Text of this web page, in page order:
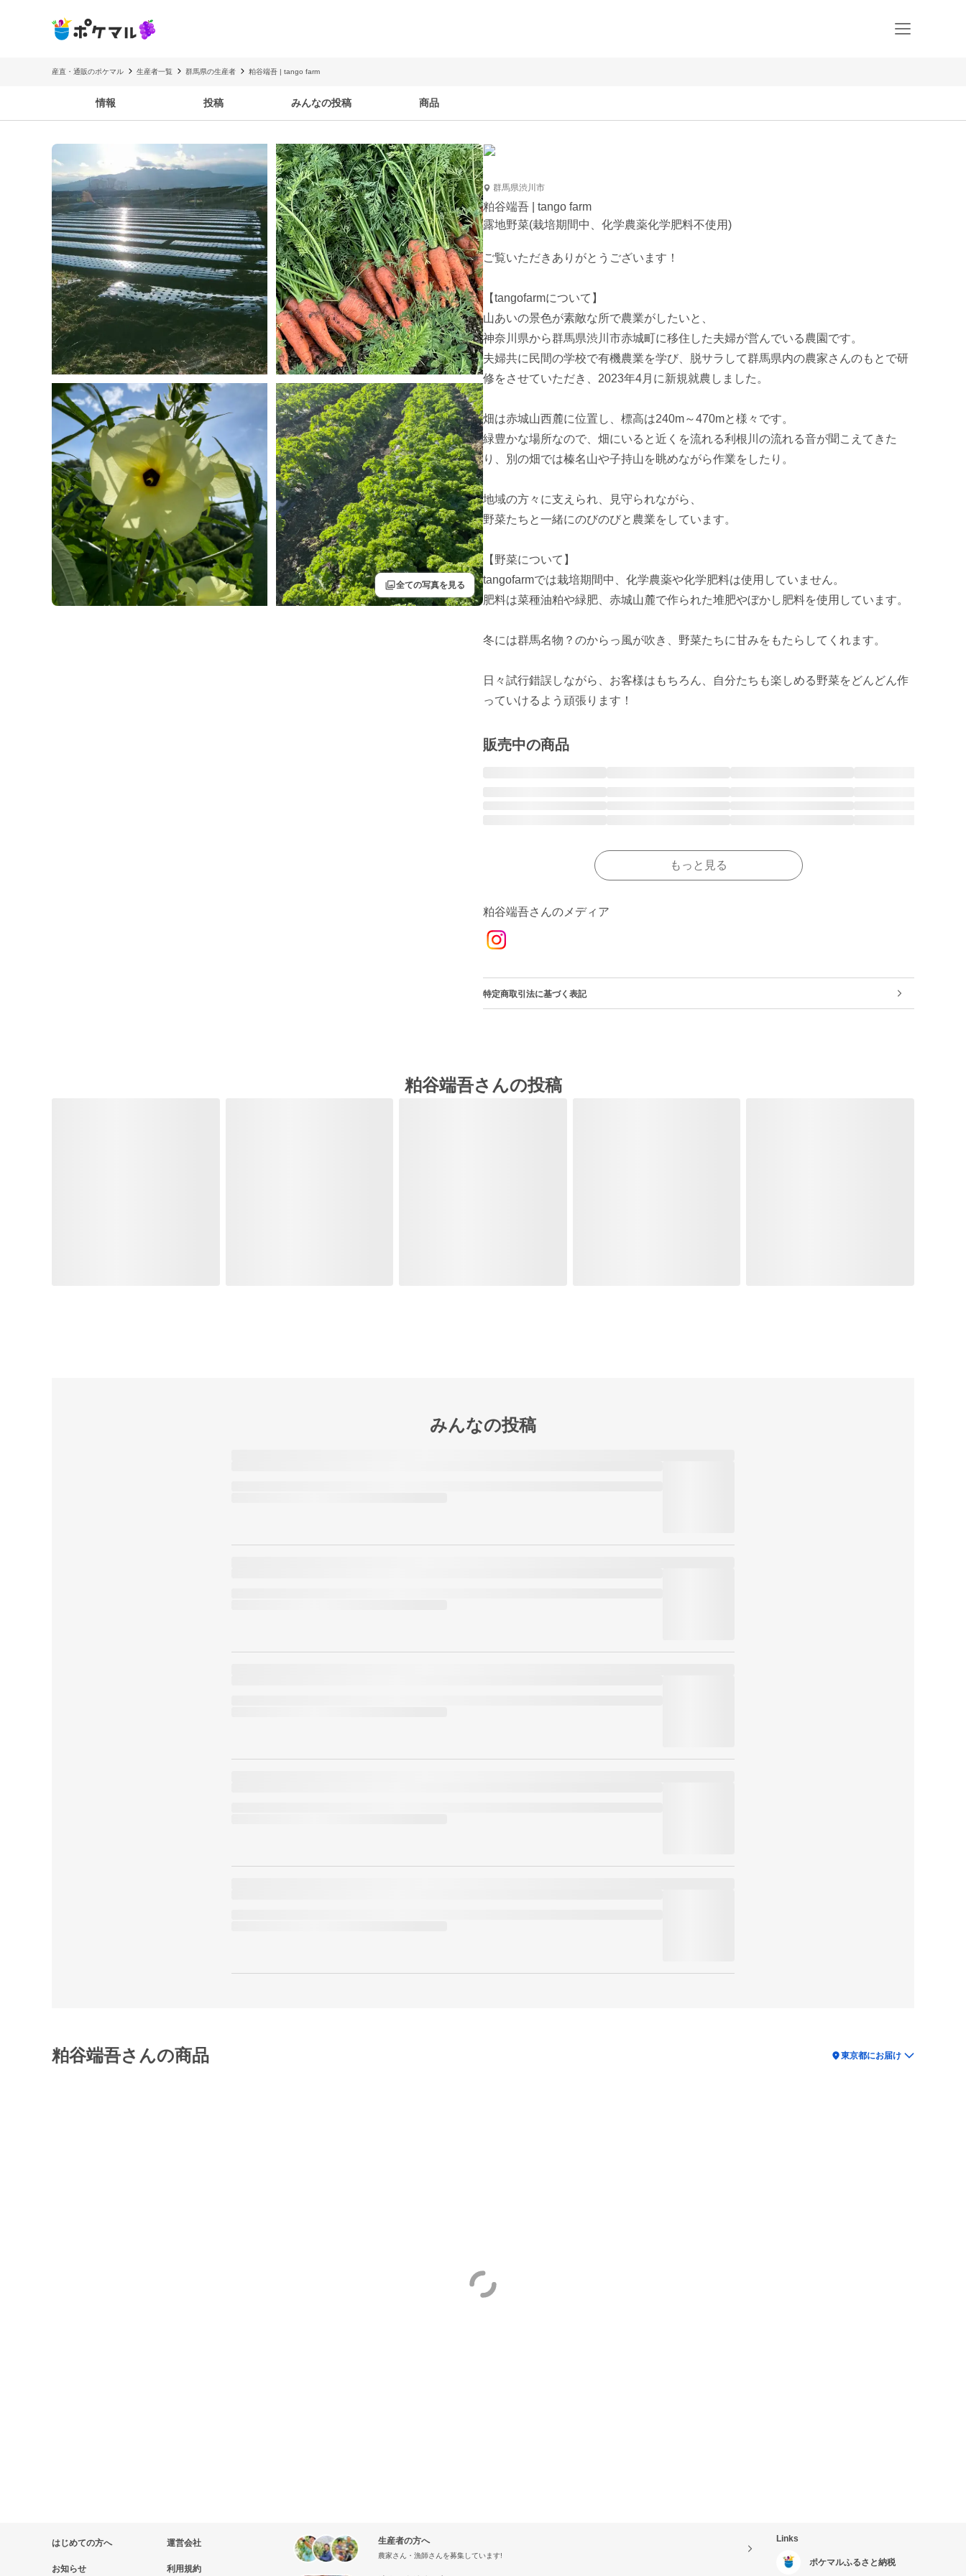
産直・通販のポケマル 生産者一覧 群馬県の生産者 粕谷端吾 | tango farm
情報 投稿 みんなの投稿 商品
filter全ての写真を見る
群馬県渋川市
粕谷端吾 | tango farm
露地野菜(栽培期間中、化学農薬化学肥料不使用)
ご覧いただきありがとうございます！
【tangofarmについて】
山あいの景色が素敵な所で農業がしたいと、
神奈川県から群馬県渋川市赤城町に移住した夫婦が営んでいる農園です。
夫婦共に民間の学校で有機農業を学び、脱サラして群馬県内の農家さんのもとで研
修をさせていただき、2023年4月に新規就農しました。
畑は赤城山西麓に位置し、標高は240m～470mと様々です。
緑豊かな場所なので、畑にいると近くを流れる利根川の流れる音が聞こえてきた
り、別の畑では榛名山や子持山を眺めながら作業をしたり。
地域の方々に支えられ、見守られながら、
野菜たちと一緒にのびのびと農業をしています。
【野菜について】
tangofarmでは栽培期間中、化学農薬や化学肥料は使用していません。
肥料は菜種油粕や緑肥、赤城山麓で作られた堆肥やぼかし肥料を使用しています。
冬には群馬名物？のからっ風が吹き、野菜たちに甘みをもたらしてくれます。
日々試行錯誤しながら、お客様はもちろん、自分たちも楽しめる野菜をどんどん作
販売中の商品
もっと見る
粕谷端吾さんのメディア
特定商取引法に基づく表記
粕谷端吾さんの投稿
みんなの投稿
粕谷端吾さんの商品 location_on東京都にお届け
はじめての方へ
お知らせ
運営会社
利用規約
生産者の方へ
農家さん・漁師さんを募集しています!
Links
ポケマルふるさと納税